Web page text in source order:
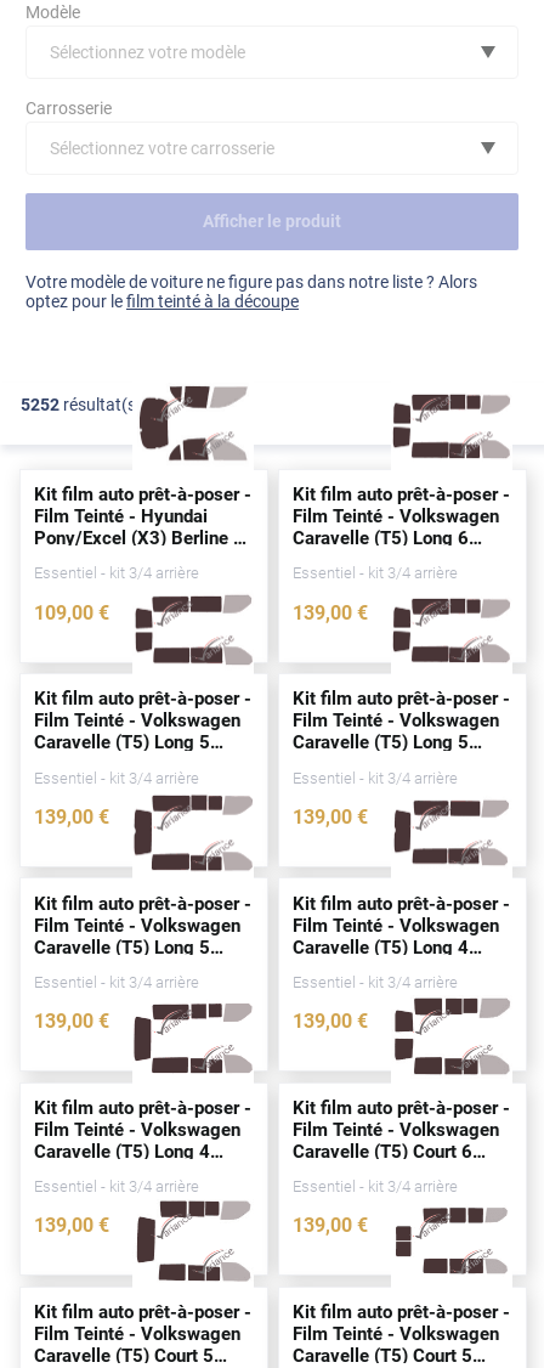
Ford
Hyundai
Land Rover
Mini
Opel
Peugeot
Skoda
Tesla
Toyota
Volkswagen
Acura
Aixam
Alfa Romeo
Alpine
Aston Martin
Modèle
Sélectionnez votre modèle
Carrosserie
Sélectionnez votre carrosserie
Voir tout
Afficher le produit
Votre modèle de voiture ne figure pas dans notre liste ? Alors
optez pour lefilm teinté à la découpe
5252 résultat(s) FILTRER
Kit film auto prêt-à-poser -
Film Teinté - Hyundai
Pony/Excel (X3) Berline 4
Essentiel - kit 3/4 arrière
109,00 €
1108-HYU
Kit film auto prêt-à-poser -
Film Teinté - Volkswagen
Caravelle (T5) Long 6
Essentiel - kit 3/4 arrière
139,00 €
3232-VLW
Kit film auto prêt-à-poser -
Film Teinté - Volkswagen
Caravelle (T5) Long 5
Essentiel - kit 3/4 arrière
139,00 €
3228-VLW
Kit film auto prêt-à-poser -
Film Teinté - Volkswagen
Caravelle (T5) Long 5
Essentiel - kit 3/4 arrière
139,00 €
3230-VLW
Kit film auto prêt-à-poser -
Film Teinté - Volkswagen
Caravelle (T5) Long 5
Essentiel - kit 3/4 arrière
139,00 €
3231-VLW
Kit film auto prêt-à-poser -
Film Teinté - Volkswagen
Caravelle (T5) Long 4
Essentiel - kit 3/4 arrière
139,00 €
3227-VLW
Kit film auto prêt-à-poser -
Film Teinté - Volkswagen
Caravelle (T5) Long 4
Essentiel - kit 3/4 arrière
139,00 €
3229-VLW
Kit film auto prêt-à-poser -
Film Teinté - Volkswagen
Caravelle (T5) Court 6
Essentiel - kit 3/4 arrière
139,00 €
2543-VLW
Kit film auto prêt-à-poser -
Film Teinté - Volkswagen
Caravelle (T5) Court 5
Kit film auto prêt-à-poser -
Film Teinté - Volkswagen
Caravelle (T5) Court 5